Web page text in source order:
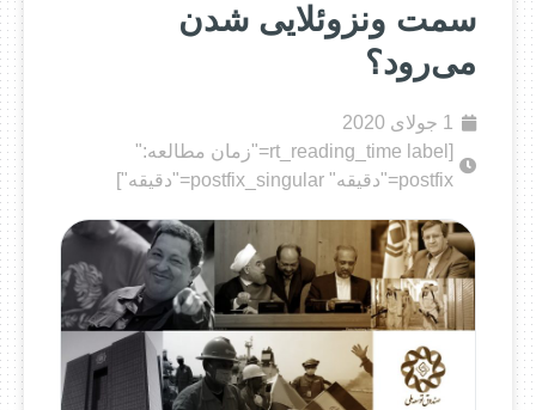
سمت ونزوئلایی شدن
می‌رود؟
1 جولای 2020
[rt_reading_time label="زمان مطالعه:"
postfix="دقیقه" postfix_singular="دقیقه"]